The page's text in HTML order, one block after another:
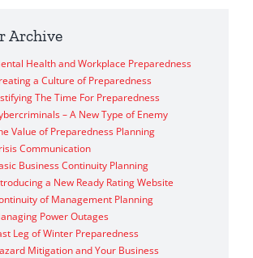
Archive
Health and Workplace Preparedness
a Culture of Preparedness
The Time For Preparedness
– A New Type of Enemy
Value of Preparedness Planning
Communication
Business Continuity Planning
a New Ready Rating Website
of Management Planning
Power Outages
Leg of Winter Preparedness
Mitigation and Your Business